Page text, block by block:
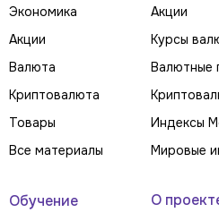
Экономика
Акции
Валюта
Криптовалюта
Товары
Все материалы
Акции
Курсы
Валютные
Индексы
Мировые
Обучение О